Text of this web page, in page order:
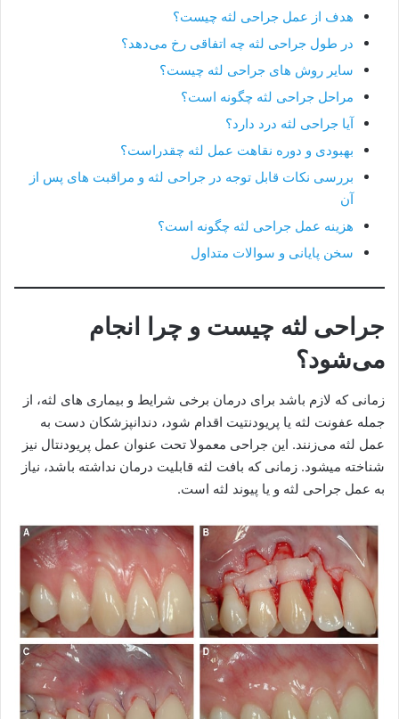
هدف از عمل جراحی لثه چیست؟
در طول جراحی لثه چه اتفاقی رخ می‌دهد؟
سایر روش های جراحی لثه چیست؟
مراحل جراحی لثه چگونه است؟
آیا جراحی لثه درد دارد؟
بهبودی و دوره نقاهت عمل لثه چقدراست؟
بررسی نکات قابل توجه در جراحی لثه و مراقبت های پس از
آن
هزینه عمل جراحی لثه چگونه است؟
سخن پایانی و سوالات متداول
جراحی لثه چیست و چرا انجام
می‌شود؟
زمانی که لازم باشد برای درمان برخی شرایط و بیماری های لثه، از
جمله عفونت لثه یا پریودنتیت اقدام شود، دندانپزشکان دست به
عمل لثه می‌زنند. این جراحی معمولا تحت عنوان عمل پریودنتال نیز
شناخته میشود. زمانی که بافت لثه قابلیت درمان نداشته باشد، نیاز
به عمل جراحی لثه و یا پیوند لثه است.